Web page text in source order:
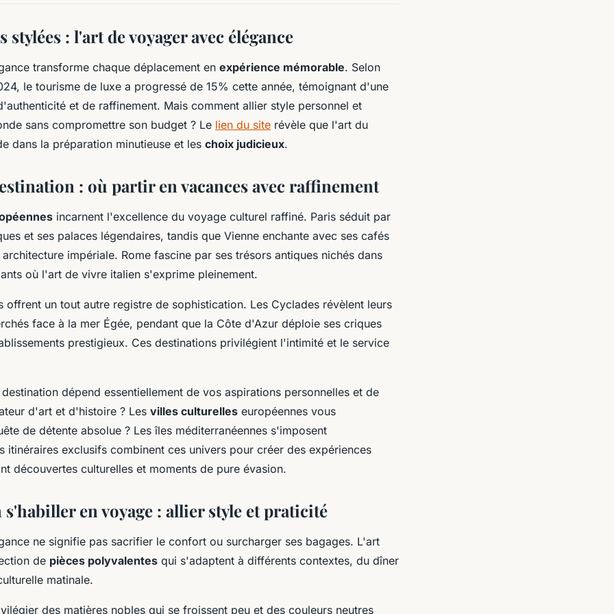
stylées : l'art de voyager avec élégance
transforme chaque déplacement en expérience mémorable. Selon
le tourisme de luxe a progressé de 15% cette année, témoignant d'une
et de raffinement. Mais comment allier style personnel et
sans compromettre son budget ? Le lien du site révèle que l'art du
dans la préparation minutieuse et les choix judicieux.
: où partir en vacances avec raffinement
incarnent l'excellence du voyage culturel raffiné. Paris séduit par
et ses palaces légendaires, tandis que Vienne enchante avec ses cafés
impériale. Rome fascine par ses trésors antiques nichés dans
où l'art de vivre italien s'exprime pleinement.
offrent un tout autre registre de sophistication. Les Cyclades révèlent leurs
face à la mer Égée, pendant que la Côte d'Azur déploie ses criques
prestigieux. Ces destinations privilégient l'intimité et le service
dépend essentiellement de vos aspirations personnelles et de
d'art et d'histoire ? Les villes culturelles européennes vous
de détente absolue ? Les îles méditerranéennes s'imposent
itinéraires exclusifs combinent ces univers pour créer des expériences
découvertes culturelles et moments de pure évasion.
en voyage : allier style et praticité
ne signifie pas sacrifier le confort ou surcharger ses bagages. L'art
de pièces polyvalentes qui s'adaptent à différents contextes, du dîner
matinale.
des matières nobles qui se froissent peu et des couleurs neutres